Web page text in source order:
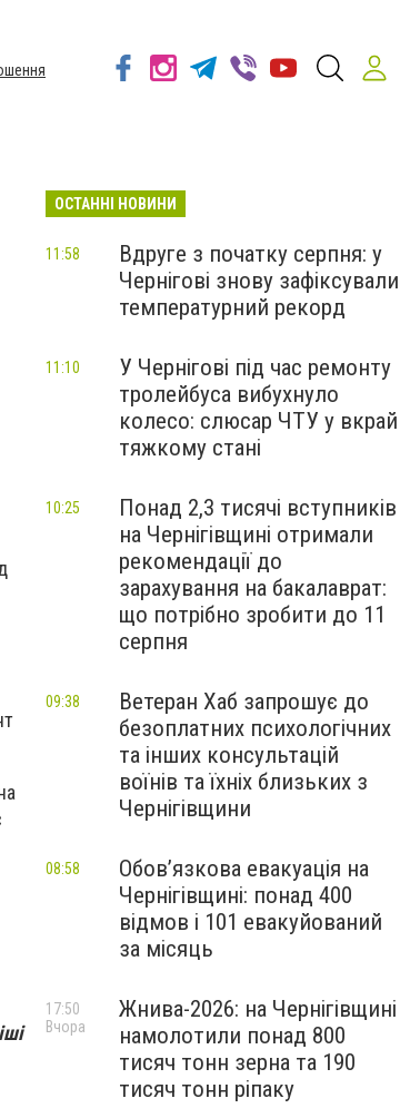
ОСТАННІ НОВИНИ
Вдруге з початку серпня: у
Чернігові знову зафіксували
температурний рекорд
11:58
У Чернігові під час ремонту
тролейбуса вибухнуло
колесо: слюсар ЧТУ у вкрай
тяжкому стані
11:10
Понад 2,3 тисячі вступників
на Чернігівщині отримали
рекомендації до
зарахування на бакалаврат:
що потрібно зробити до 11
серпня
10:25
Ветеран Хаб запрошує до
безоплатних психологічних
та інших консультацій
воїнів та їхніх близьких з
Чернігівщини
09:38
Обов’язкова евакуація на
Чернігівщині: понад 400
відмов і 101 евакуйований
за місяць
08:58
Жнива-2026: на Чернігівщині
намолотили понад 800
тисяч тонн зерна та 190
тисяч тонн ріпаку
17:50
Вчора